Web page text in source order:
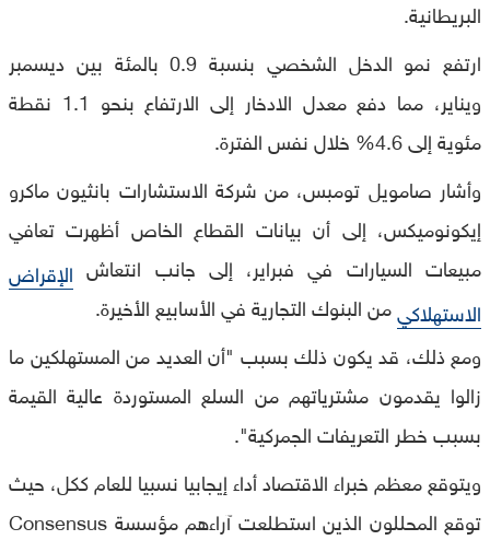
البريطانية.
ارتفع نمو الدخل الشخصي بنسبة 0.9 بالمئة بين ديسمبر
ويناير، مما دفع معدل الادخار إلى الارتفاع بنحو 1.1 نقطة
مئوية إلى 4.6% خلال نفس الفترة.
وأشار صامويل تومبس، من شركة الاستشارات بانثيون ماكرو
إيكونوميكس، إلى أن بيانات القطاع الخاص أظهرت تعافي
مبيعات السيارات في فبراير، إلى جانب انتعاش الإقراض
الاستهلاكيمن البنوك التجارية في الأسابيع الأخيرة.
ومع ذلك، قد يكون ذلك بسبب "أن العديد من المستهلكين ما
زالوا يقدمون مشترياتهم من السلع المستوردة عالية القيمة
بسبب خطر التعريفات الجمركية".
ويتوقع معظم خبراء الاقتصاد أداء إيجابيا نسبيا للعام ككل، حيث
توقع المحللون الذين استطلعت آراءهم مؤسسة Consensus